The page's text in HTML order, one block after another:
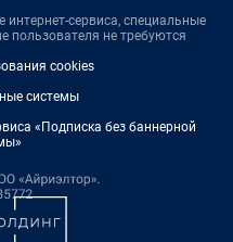
интернет-сервиса, специальные
пользователя не требуются
cookies
системы
«Подписка без баннерной